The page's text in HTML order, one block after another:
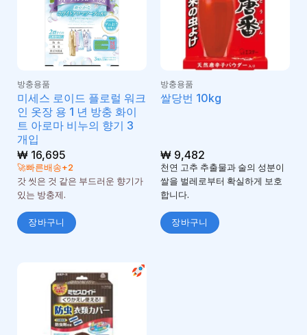
방충용품
미세스 로이드 플로럴 워크
인 옷장 용 1 년 방충 화이
트 아로마 비누의 향기 3
개입
₩16,695
🚀빠른배송+2
갓 씻은 것 같은 부드러운 향기가
있는 방충제.
장바구니
방충용품
쌀당번 10kg
₩9,482
천연 고추 추출물과 술의 성분이
쌀을 벌레로부터 확실하게 보호
합니다.
장바구니